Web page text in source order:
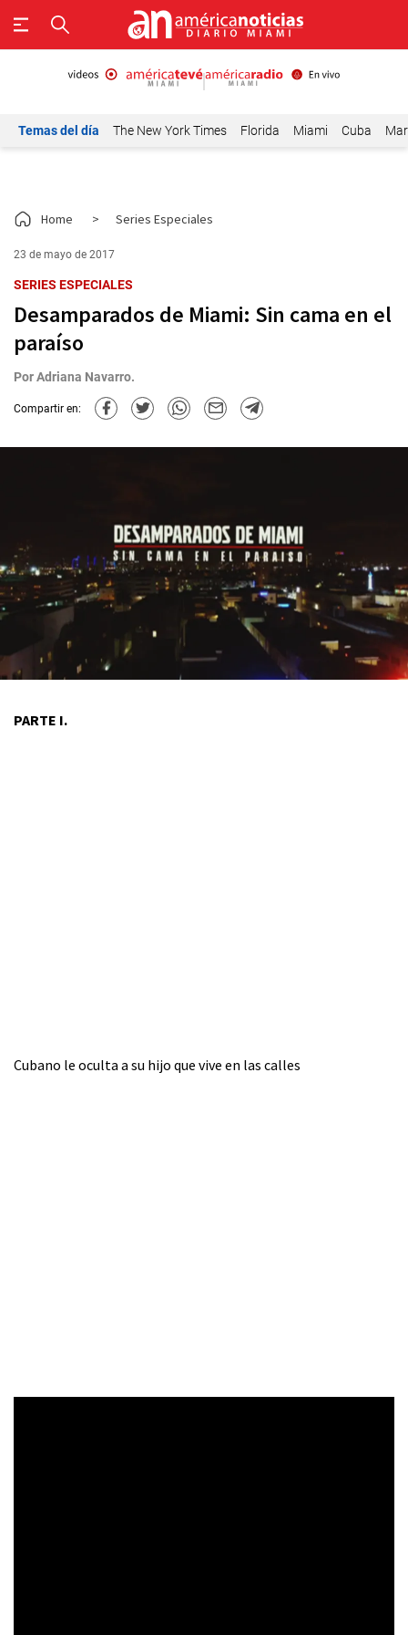
Temas del día The New York Times Florida Miami Cuba
Home > Series Especiales
23 de mayo de 2017
SERIES ESPECIALES
Desamparados de Miami: Sin cama en el
paraíso
PorAdriana Navarro.
Compartir en:
PARTE I.
Cubano le oculta a su hijo que vive en las calles